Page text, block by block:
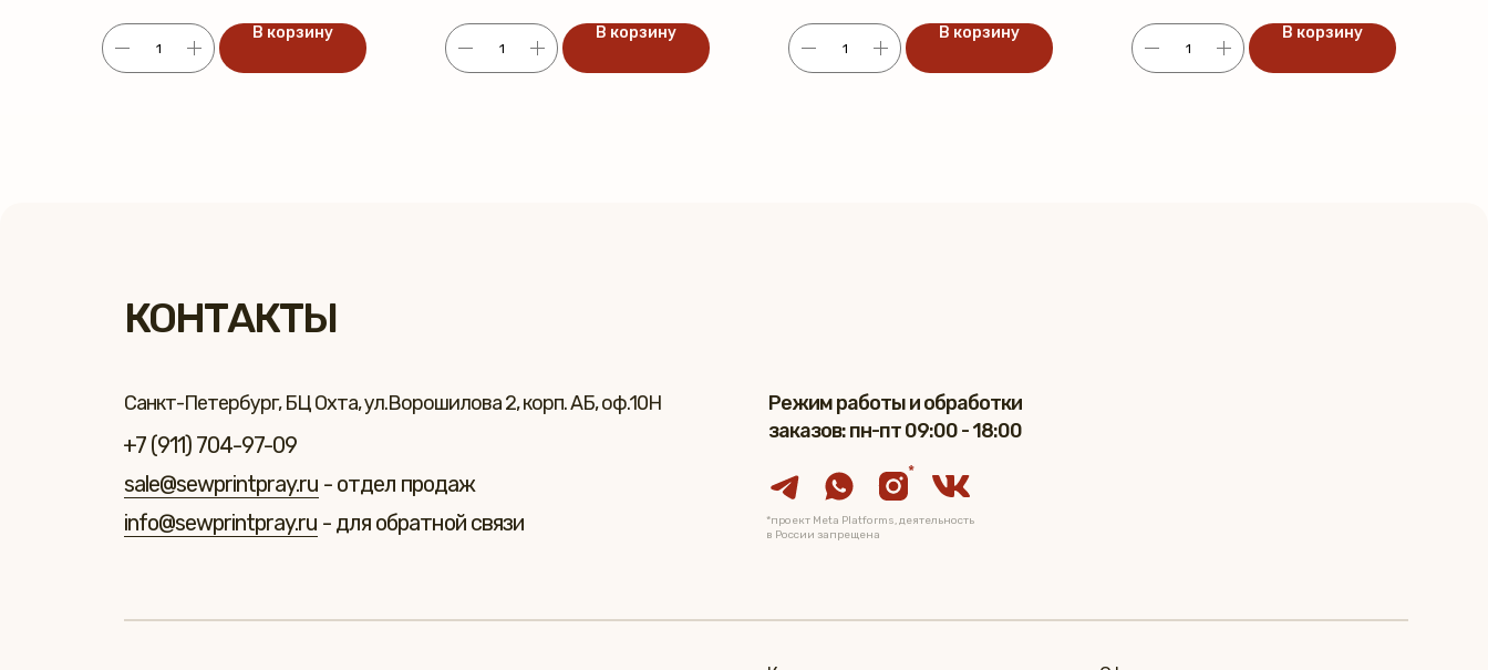
В корзину В корзину В корзину В корзину
Санкт-Петербург, БЦ Охта, ул.Ворошилова 2, корп. АБ, оф.10Н
+7 (911) 704-97-09
sale@sewprintpray.ru - отдел продаж
Режим работы и обработки
заказов: пн-пт 09:00 - 18:00
КОНТАКТЫ
*проект Meta Platforms, деятельность
в России запрещена
*
info@sewprintpray.ru - для обратной связи